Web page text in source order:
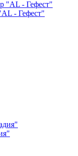
- Гефест"